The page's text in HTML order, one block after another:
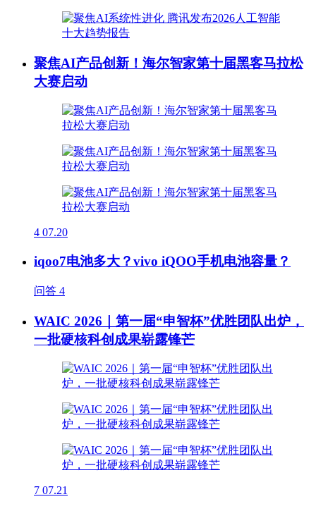
聚焦AI产品创新！海尔智家第十届黑客马拉松
大赛启动
4 07.20
iqoo7电池多大？vivo iQOO手机电池容量？
问答 4
WAIC 2026｜第一届“申智杯”优胜团队出炉，
一批硬核科创成果崭露锋芒
7 07.21